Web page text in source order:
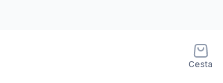
Cesta